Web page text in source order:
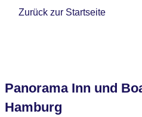
Zurück zur Startseite
Panorama Inn und
Hamburg